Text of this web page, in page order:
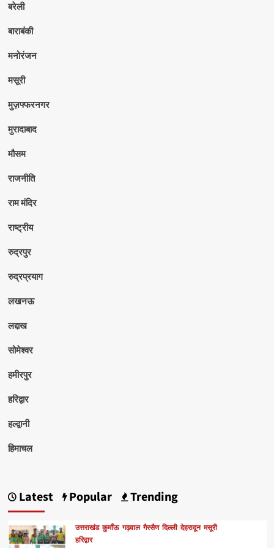
बरेली
बाराबंकी
मनोरंजन
मसूरी
मुज़फ्फरनगर
मुरादाबाद
मौसम
राजनीति
राम मंदिर
राष्ट्रीय
रुद्रपुर
रुद्रप्रयाग
लखनऊ
लद्दाख
सोमेश्वर
हमीरपुर
हरिद्वार
हल्द्वानी
हिमाचल
Latest Popular Trending
उत्तराखंड कुमाँऊ गढ़वाल गैरसैण दिल्ली देहरादून मसूरी
हरिद्वार